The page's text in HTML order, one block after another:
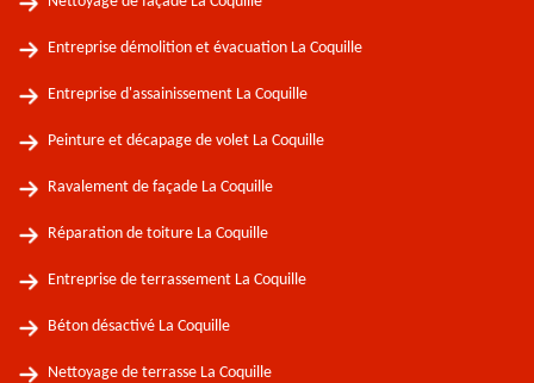
Entreprise démolition et évacuation La Coquille
Entreprise d'assainissement La Coquille
Peinture et décapage de volet La Coquille
Ravalement de façade La Coquille
Réparation de toiture La Coquille
Entreprise de terrassement La Coquille
Béton désactivé La Coquille
Nettoyage de terrasse La Coquille